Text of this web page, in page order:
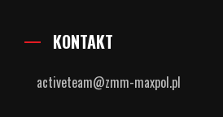
KONTAKT
activeteam@zmm-maxpol.pl